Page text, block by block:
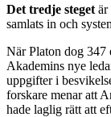
Det tredje steget är
samlats in och
När Platon dog 347
Akademins nye
uppgifter i
forskare menar att
hade laglig rätt att